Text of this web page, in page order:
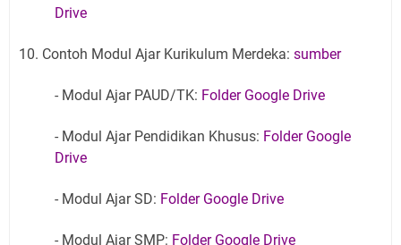
Drive
10. Contoh Modul Ajar Kurikulum Merdeka: sumber
- Modul Ajar PAUD/TK: Folder Google Drive
- Modul Ajar Pendidikan Khusus: Folder Google
Drive
- Modul Ajar SD: Folder Google Drive
- Modul Ajar SMP: Folder Google Drive